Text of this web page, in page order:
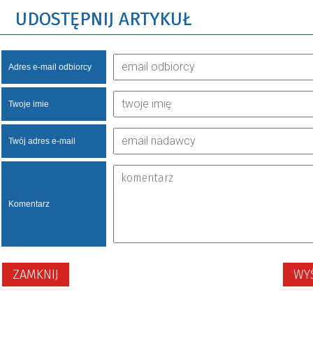
UDOSTĘPNIJ ARTYKUŁ
Adres e-mail odbiorcy
Twoje imie
Twój adres e-mail
Komentarz